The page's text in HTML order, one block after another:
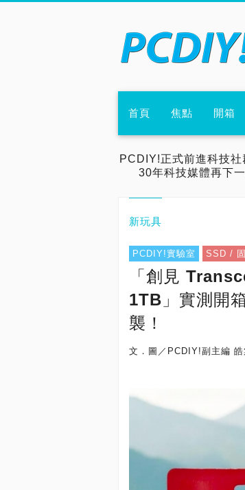
首頁 焦點 開箱
PCDIY!正式前進科技社
30年科技媒體再下一
新玩具
PCDIY!實驗室 SSD /
「創見
1TB」實測開
襲！
文．圖／PCDIY!副主編 皓